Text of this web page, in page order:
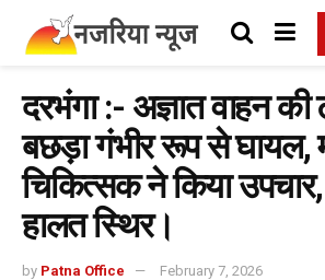
दरभंगा :- अज्ञात वाहन
बछड़ा गंभीर रूप से घायल,
चिकित्सक ने किया
हालत स्थिर।
by Patna Office February 7, 2026